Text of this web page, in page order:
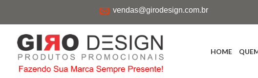
vendas@girodesign.com.br
HOME